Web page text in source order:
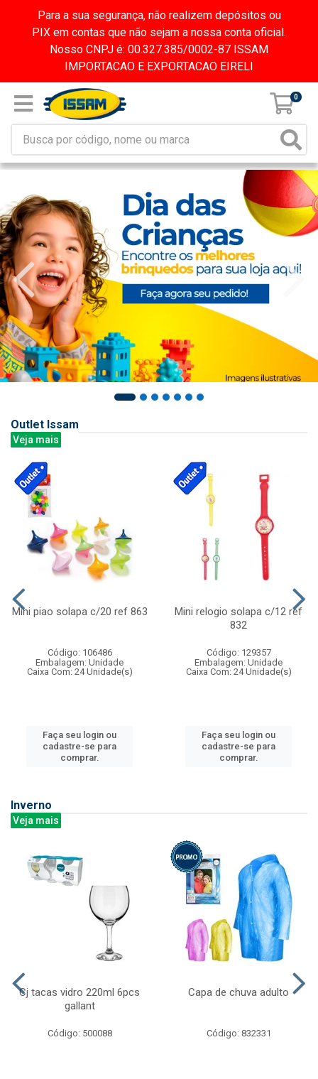
Para a sua segurança, não realizem depósitos ou
PIX em contas que não sejam a nossa conta oficial.
Nosso CNPJ é: 00.327.385/0002-87 ISSAM
IMPORTACAO E EXPORTACAO EIRELI
0
Outlet Issam
Veja mais
Mini piao solapa c/20 ref 863
Código: 106486
Embalagem: Unidade
Caixa Com: 24 Unidade(s)
Faça seu login ou
cadastre-se para
comprar.
Mini relogio solapa c/12 ref
832
Código: 129357
Embalagem: Unidade
Caixa Com: 24 Unidade(s)
Faça seu login ou
cadastre-se para
comprar.
Inverno
Veja mais
Cj tacas vidro 220ml 6pcs
gallant
Código: 500088
Capa de chuva adulto
Código: 832331